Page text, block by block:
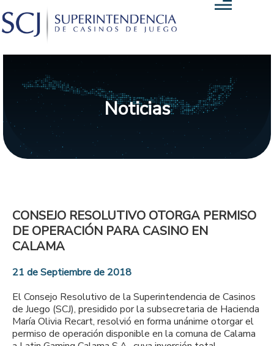
Noticias
CONSEJO RESOLUTIVO OTORGA PERMISO
DE OPERACIÓN PARA CASINO EN
CALAMA
21 de Septiembre de 2018
El Consejo Resolutivo de la Superintendencia de Casinos
de Juego (SCJ), presidido por la subsecretaria de Hacienda
María Olivia Recart, resolvió en forma unánime otorgar el
permiso de operación disponible en la comuna de Calama